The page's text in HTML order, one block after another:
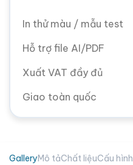
In thử màu / mẫu test
Hỗ trợ file AI/PDF
Xuất VAT đầy đủ
Giao toàn quốc
GalleryMô tảChất liệuCấu hình